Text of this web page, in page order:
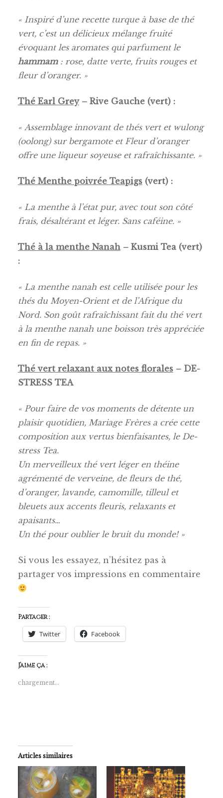
« Inspiré d’une recette turque à base de thé
vert, c’est un délicieux mélange fruité
évoquant les aromates qui parfument le
hammam : rose, datte verte, fruits rouges et
fleur d’oranger. »
Thé Earl Grey– Rive Gauche (vert) :
« Assemblage innovant de thés vert et wulong
(oolong) sur bergamote et Fleur d’oranger
offre une liqueur soyeuse et rafraîchissante. »
Thé Menthe poivrée Teapigs(vert) :
« La menthe à l’état pur, avec tout son côté
frais, désaltérant et léger. Sans caféine. »
Thé à la menthe Nanah– Kusmi Tea (vert)
:
« La menthe nanah est celle utilisée pour les
thés du Moyen-Orient et de l’Afrique du
Nord. Son goût rafraîchissant fait du thé vert
à la menthe nanah une boisson très appréciée
en fin de repas. »
Thé vert relaxant aux notes florales– DE-
STRESS TEA
« Pour faire de vos moments de détente un
plaisir quotidien, Mariage Frères a crée cette
composition aux vertus bienfaisantes, le De-
stress Tea.
Un merveilleux thé vert léger en théine
agrémenté de verveine, de fleurs de thé,
d’oranger, lavande, camomille, tilleul et
bleuets aux accents fleuris, relaxants et
apaisants…
Un thé pour oublier le bruit du monde! »
Si vous les essayez, n’hésitez pas à
partager vos impressions en commentaire
Partager :
Twitter Facebook
J’aime ça :
chargement…
Articles similaires